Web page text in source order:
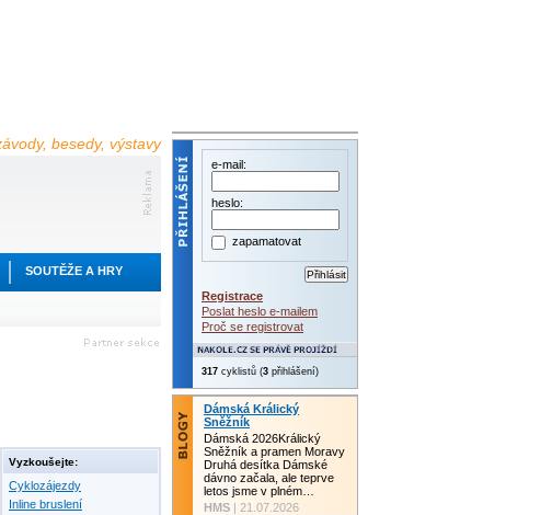
besedy, výstavy
SOUTĚŽE A HRY
Vyzkoušejte:
Cyklozájezdy
Inline bruslení
e-mail:
heslo:
zapamatovat
Registrace
Poslat heslo e-mailem
Proč se registrovat
317 cyklistů (3 přihlášení)
Dámská Králický
Sněžník
Dámská 2026Králický
Sněžník a pramen Moravy
Druhá desítka Dámské
dávno začala, ale teprve
letos jsme v plném…
HMS | 21.07.2026